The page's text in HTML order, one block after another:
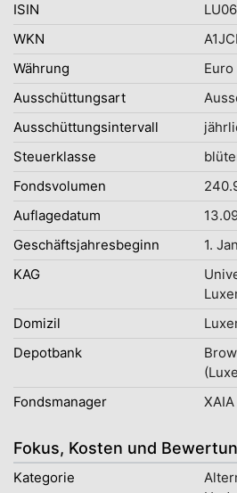
ISIN
WKN
Währung
Euro
Ausschüttungsart
Ausschüttungsintervall
Steuerklasse
Fondsvolumen
Auflagedatum
Geschäftsjahresbeginn
1.
KAG
Domizil
Depotbank
Fondsmanager
Fokus, Kosten und
Kategorie